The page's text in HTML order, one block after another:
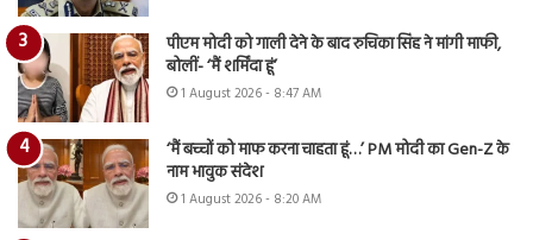
पीएम मोदी को गाली देने के बाद रुचिका सिंह ने मांगी माफी,
बोलीं- ‘मैं शर्मिंदा हूं’
1 August 2026 - 8:47 AM
‘मैं बच्चों को माफ करना चाहता हूं…’ PM मोदी का Gen-Z के
नाम भावुक संदेश
1 August 2026 - 8:20 AM